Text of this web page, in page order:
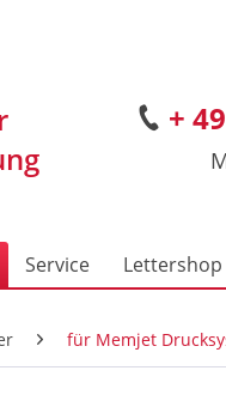
+
Service Lettershop
für Memjet